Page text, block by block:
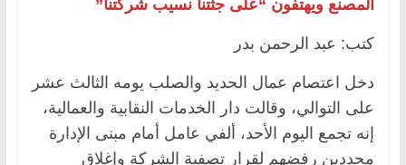
المصنع ويهتفون “على جثتنا نسيب شركتنا”
كتب: عبد الرحمن بدر
دخل اعتصام عمال الحديد والصلب يومه الثالث عشر
على التوالي، وقالت دار الخدمات النقابية والعمالية،
إنه تجمع اليوم الأحد، ألفي عامل أمام مبنى الإدارة
مجددين رفضهم لقرار تصفية الشركة وإغلاق